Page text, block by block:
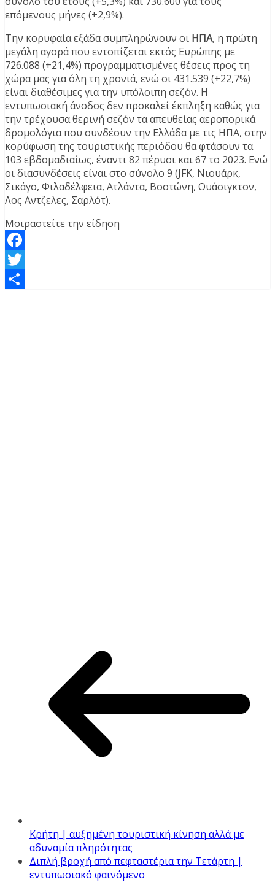
επόμενους μήνες (+2,9%).
Την κορυφαία εξάδα συμπληρώνουν οι ΗΠΑ, η πρώτη
μεγάλη αγορά που εντοπίζεται εκτός Ευρώπης με
726.088 (+21,4%) προγραμματισμένες θέσεις προς τη
χώρα μας για όλη τη χρονιά, ενώ οι 431.539 (+22,7%)
είναι διαθέσιμες για την υπόλοιπη σεζόν. Η
εντυπωσιακή άνοδος δεν προκαλεί έκπληξη καθώς για
την τρέχουσα θερινή σεζόν τα απευθείας αεροπορικά
δρομολόγια που συνδέουν την Ελλάδα με τις ΗΠΑ, στην
κορύφωση της τουριστικής περιόδου θα φτάσουν τα
103 εβδομαδιαίως, έναντι 82 πέρυσι και 67 το 2023. Ενώ
οι διασυνδέσεις είναι στο σύνολο 9 (JFK, Νιουάρκ,
Σικάγο, Φιλαδέλφεια, Ατλάντα, Βοστώνη, Ουάσιγκτον,
Λος Αντζελες, Σαρλότ).
Μοιραστείτε την είδηση
Facebook
Twitter
Κρήτη | αυξημένη τουριστική κίνηση αλλά με
αδυναμία πληρότητας
Διπλή βροχή από πεφταστέρια την Τετάρτη |
εντυπωσιακό φαινόμενο